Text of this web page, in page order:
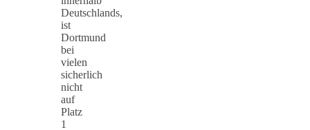
Deutschlands,
ist
Dortmund
bei
vielen
sicherlich
nicht
auf
Platz
1